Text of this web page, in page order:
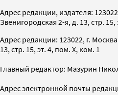
Адрес редакции, издателя:
Звенигородская 2-я, д. 13, стр. 15,
Адрес редакции: 123022, г.
13, стр. 15, эт. 4, пом. X, ком. 1
Главный редактор: Мазурин
Адрес электронной почты